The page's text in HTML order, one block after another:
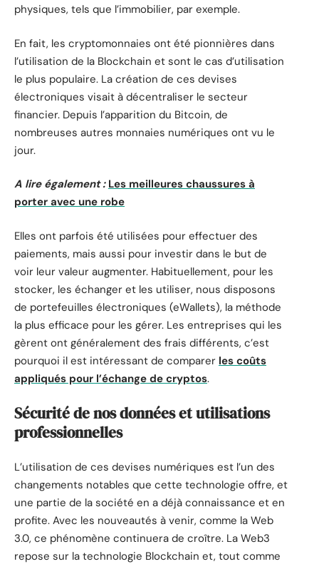
physiques, tels que l’immobilier, par exemple.
En fait, les cryptomonnaies ont été pionnières dans
l’utilisation de la Blockchain et sont le cas d’utilisation
le plus populaire. La création de ces devises
électroniques visait à décentraliser le secteur
financier. Depuis l’apparition du Bitcoin, de
nombreuses autres monnaies numériques ont vu le
jour.
A lire également : Les meilleures chaussures à
porter avec une robe
Elles ont parfois été utilisées pour effectuer des
paiements, mais aussi pour investir dans le but de
voir leur valeur augmenter. Habituellement, pour les
stocker, les échanger et les utiliser, nous disposons
de portefeuilles électroniques (eWallets), la méthode
la plus efficace pour les gérer. Les entreprises qui les
gèrent ont généralement des frais différents, c’est
pourquoi il est intéressant de comparer les coûts
appliqués pour l’échange de cryptos.
Sécurité de nos données et utilisations
professionnelles
L’utilisation de ces devises numériques est l’un des
changements notables que cette technologie offre, et
une partie de la société en a déjà connaissance et en
profite. Avec les nouveautés à venir, comme la Web
3.0, ce phénomène continuera de croître. La Web3
repose sur la technologie Blockchain et, tout comme